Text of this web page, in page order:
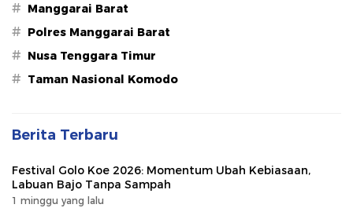
# Manggarai Barat
# Polres Manggarai Barat
# Nusa Tenggara Timur
# Taman Nasional Komodo
Berita Terbaru
Festival Golo Koe 2026: Momentum Ubah Kebiasaan,
Labuan Bajo Tanpa Sampah
1 minggu yang lalu